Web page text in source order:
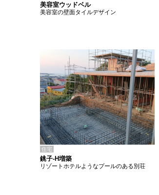
美容室ウッドベル
美容室の壁面タイルデザイン
住宅
銚子-H増築
リゾートホテルようなプールのある別荘